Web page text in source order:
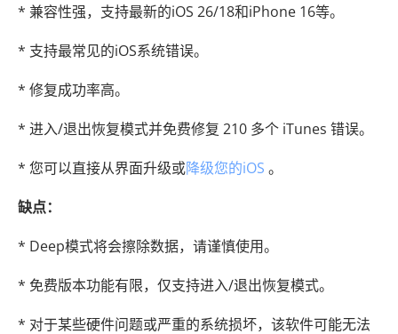
* 兼容性强，支持最新的iOS 26/18和iPhone 16等。
* 支持最常见的iOS系统错误。
* 修复成功率高。
* 进入/退出恢复模式并免费修复 210 多个 iTunes 错误。
* 您可以直接从界面升级或降级您的iOS 。
缺点：
* Deep模式将会擦除数据，请谨慎使用。
* 免费版本功能有限，仅支持进入/退出恢复模式。
* 对于某些硬件问题或严重的系统损坏，该软件可能无法